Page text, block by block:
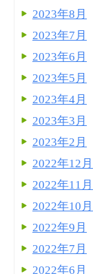
2023年8月
2023年7月
2023年6月
2023年5月
2023年4月
2023年3月
2023年2月
2022年12月
2022年11月
2022年10月
2022年9月
2022年7月
2022年6月